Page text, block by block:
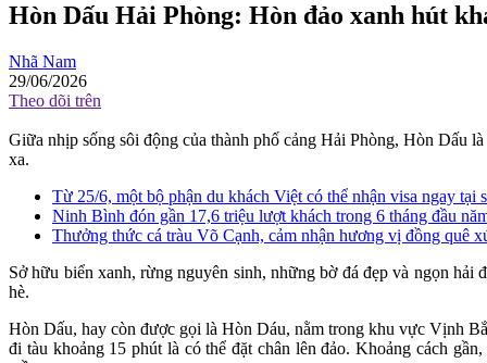
Hòn Dấu Hải Phòng: Hòn đảo xanh hút
Nhã Nam
29/06/2026
Theo dõi trên
Giữa nhịp sống sôi động của thành phố cảng Hải Phòng, Hòn Dấu
xa.
Từ 25/6, một bộ phận du khách Việt có thể nhận visa ngay tại
Ninh Bình đón gần 17,6 triệu lượt khách trong 6 tháng đầu
Thưởng thức cá tràu Võ Cạnh, cảm nhận hương vị đồng quê
Sở hữu biển xanh, rừng nguyên sinh, những bờ đá đẹp và ngọn
hè.
Hòn Dấu, hay còn được gọi là Hòn Dáu, nằm trong khu vực Vịnh
đi tàu khoảng 15 phút là có thể đặt chân lên đảo. Khoảng cách